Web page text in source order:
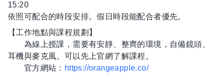
15:20
依照可配合的時段安排。假日時段能配合者優先。
【工作地點與課程規劃】
為線上授課，需要有安靜、整齊的環境，自備鏡頭、
耳機與麥克風。可以先上官網了解課程。
官方網站： https://orangeapple.co/